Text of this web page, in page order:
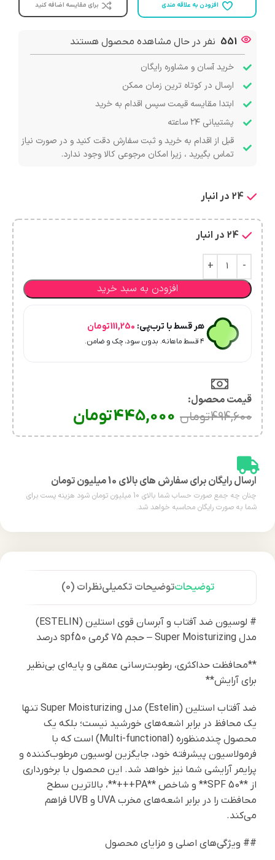
افزودن به علاقه مندی برای مقایسه اضافه کنید
551 نفر در حال مشاهده محصول هستند
خرید آسان و مشاوره رایگان
ارسال در کوتاه ترین زمان ممکن
ابتدا مقایسه قیمت سپس اقدام به خرید
پشتیبانی ۲۴ ساعته
قبل از اقدام به خرید و ثبت سفارش دقت کنید و در صورت نیاز
تماس بگیرید ، زیرا امکان مرجوعی کالا وجود ندارد.
24 در انبار
24 در انبار
افزودن به سبد خرید
هر قسط با ترب‌پی: 111,250تومان
۴ قسط ماهانه. بدون سود، چک و ضامن.
قیمت محصول:​
494,600تومان 445,000تومان
ارسال رایگان برای سفارش های بالای 10 میلیون تومان
چنان چه جمع صورت حساب شما بالای 10 میلیون تومان شود هزینه پست برای
شما به صورت رایگان محاسبه خواهد شد.
توضیحاتتوضیحات تکمیلینظرات (0)
# لوسیون ضد آفتاب و آبرسان قوی استلین (ESTELIN)
مدل Super Moisturizing – حجم 75 گرمی spf50 درصد
**محافظت حداکثری، رطوبت‌رسانی عمقی و پایه‌ای بی‌نظیر
برای آرایش**
ضد آفتاب استلین (Estelin) مدل Super Moisturizing تنها
یک محافظ در برابر اشعه‌های خورشید نیست؛ بلکه یک
محصول چندمنظوره (Multi-functional) است که با
فرمولاسیون پیشرفته خود، جایگزین لوسیون مرطوب‌کننده و
پرایمر آرایشی شما نیز خواهد شد. این محصول با برخورداری
از **SPF 50** و شاخص **PA+++**، بالاترین سطح
محافظت را در برابر اشعه‌های مخرب UVA و UVB فراهم
می‌کند.
## ویژگی‌های اصلی و مزایای محصول